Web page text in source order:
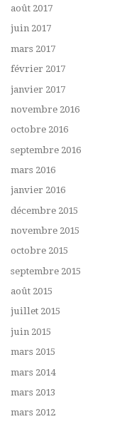
août 2017
juin 2017
mars 2017
février 2017
janvier 2017
novembre 2016
octobre 2016
septembre 2016
mars 2016
janvier 2016
décembre 2015
novembre 2015
octobre 2015
septembre 2015
août 2015
juillet 2015
juin 2015
mars 2015
mars 2014
mars 2013
mars 2012